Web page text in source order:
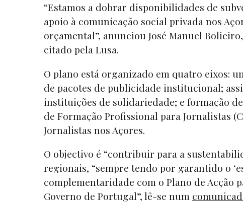
“Estamos a dobrar disponibilidades de
apoio à comunicação social privada nos
orçamental”, anunciou José Manuel
citado pela Lusa.
O plano está organizado em quatro eixos:
de pacotes de publicidade institucional;
instituições de solidariedade; e formação
de Formação Profissional para Jornalistas
Jornalistas nos Açores.
O objectivo é “contribuir para a
regionais, “sempre tendo por garantido o
complementaridade com o Plano de Acção
Governo de Portugal”, lê-se num